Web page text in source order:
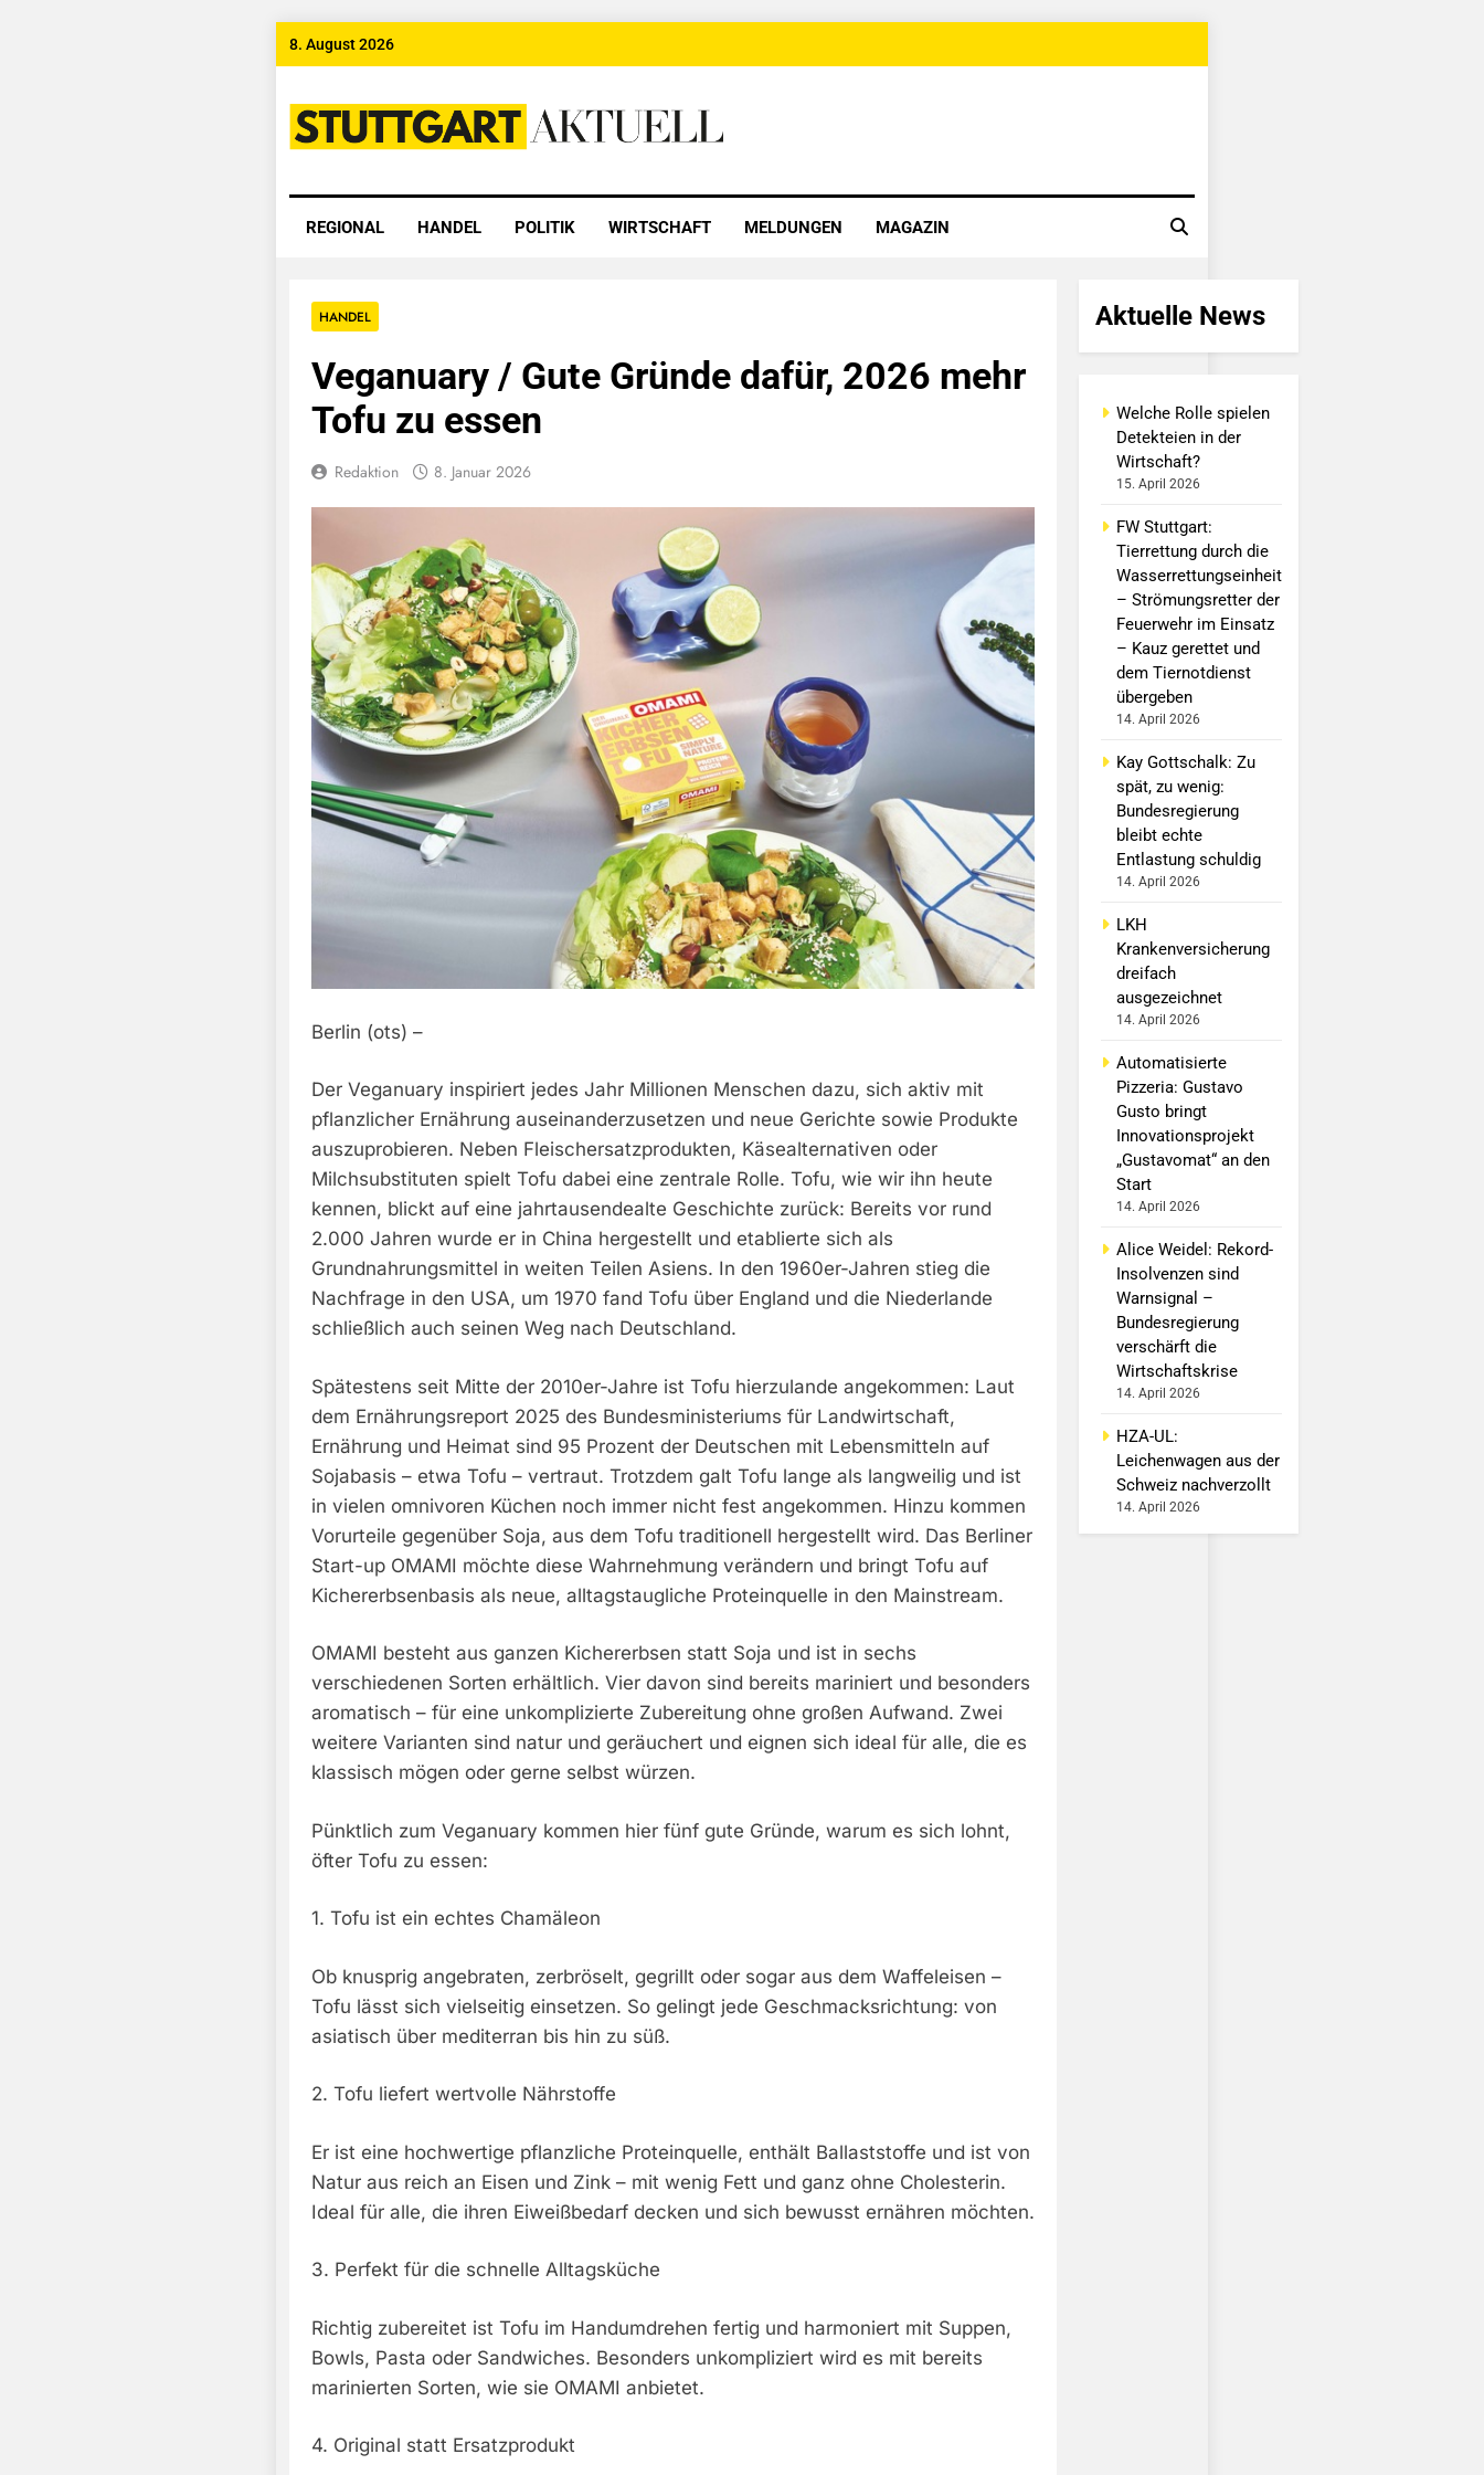
Skip
8. August 2026
Stuttgart Aktuell
REGIONAL HANDEL POLITIK WIRTSCHAFT MELDUNGEN MAGAZIN
HANDEL
Veganuary / Gute Gründe dafür, 2026 mehr
Tofu zu essen
Redaktion 8. Januar 2026
Berlin (ots) –
Der Veganuary inspiriert jedes Jahr Millionen Menschen dazu, sich aktiv mit
pflanzlicher Ernährung auseinanderzusetzen und neue Gerichte sowie Produkte
auszuprobieren. Neben Fleischersatzprodukten, Käsealternativen oder
Milchsubstituten spielt Tofu dabei eine zentrale Rolle. Tofu, wie wir ihn heute
kennen, blickt auf eine jahrtausendealte Geschichte zurück: Bereits vor rund
2.000 Jahren wurde er in China hergestellt und etablierte sich als
Grundnahrungsmittel in weiten Teilen Asiens. In den 1960er-Jahren stieg die
Nachfrage in den USA, um 1970 fand Tofu über England und die Niederlande
schließlich auch seinen Weg nach Deutschland.
Spätestens seit Mitte der 2010er-Jahre ist Tofu hierzulande angekommen: Laut
dem Ernährungsreport 2025 des Bundesministeriums für Landwirtschaft,
Ernährung und Heimat sind 95 Prozent der Deutschen mit Lebensmitteln auf
Sojabasis – etwa Tofu – vertraut. Trotzdem galt Tofu lange als langweilig und ist
in vielen omnivoren Küchen noch immer nicht fest angekommen. Hinzu kommen
Vorurteile gegenüber Soja, aus dem Tofu traditionell hergestellt wird. Das Berliner
Start-up OMAMI möchte diese Wahrnehmung verändern und bringt Tofu auf
Kichererbsenbasis als neue, alltagstaugliche Proteinquelle in den Mainstream.
OMAMI besteht aus ganzen Kichererbsen statt Soja und ist in sechs
verschiedenen Sorten erhältlich. Vier davon sind bereits mariniert und besonders
aromatisch – für eine unkomplizierte Zubereitung ohne großen Aufwand. Zwei
weitere Varianten sind natur und geräuchert und eignen sich ideal für alle, die es
klassisch mögen oder gerne selbst würzen.
Pünktlich zum Veganuary kommen hier fünf gute Gründe, warum es sich lohnt,
öfter Tofu zu essen:
1. Tofu ist ein echtes Chamäleon
Ob knusprig angebraten, zerbröselt, gegrillt oder sogar aus dem Waffeleisen –
Tofu lässt sich vielseitig einsetzen. So gelingt jede Geschmacksrichtung: von
asiatisch über mediterran bis hin zu süß.
2. Tofu liefert wertvolle Nährstoffe
Er ist eine hochwertige pflanzliche Proteinquelle, enthält Ballaststoffe und ist von
Natur aus reich an Eisen und Zink – mit wenig Fett und ganz ohne Cholesterin.
Ideal für alle, die ihren Eiweißbedarf decken und sich bewusst ernähren möchten.
3. Perfekt für die schnelle Alltagsküche
Richtig zubereitet ist Tofu im Handumdrehen fertig und harmoniert mit Suppen,
Bowls, Pasta oder Sandwiches. Besonders unkompliziert wird es mit bereits
marinierten Sorten, wie sie OMAMI anbietet.
4. Original statt Ersatzprodukt
Aktuelle News
Welche Rolle spielen
Detekteien in der
Wirtschaft?
15. April 2026
FW Stuttgart:
Tierrettung durch die
Wasserrettungseinheit
– Strömungsretter der
Feuerwehr im Einsatz
– Kauz gerettet und
dem Tiernotdienst
übergeben
14. April 2026
Kay Gottschalk: Zu
spät, zu wenig:
Bundesregierung
bleibt echte
Entlastung schuldig
14. April 2026
LKH
Krankenversicherung
dreifach
ausgezeichnet
14. April 2026
Automatisierte
Pizzeria: Gustavo
Gusto bringt
Innovationsprojekt
„Gustavomat“ an den
Start
14. April 2026
Alice Weidel: Rekord-
Insolvenzen sind
Warnsignal –
Bundesregierung
verschärft die
Wirtschaftskrise
14. April 2026
HZA-UL:
Leichenwagen aus der
Schweiz nachverzollt
14. April 2026